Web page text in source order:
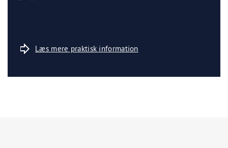
Læs mere praktisk information